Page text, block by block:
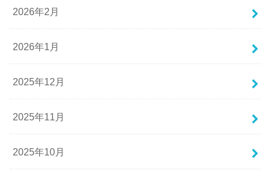
2026年2月
2026年1月
2025年12月
2025年11月
2025年10月